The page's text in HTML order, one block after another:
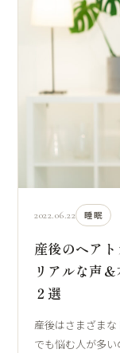
2022.06.22 睡眠
産後のヘア
リアルな声
２選
産後はさまざま
でも悩む人が多